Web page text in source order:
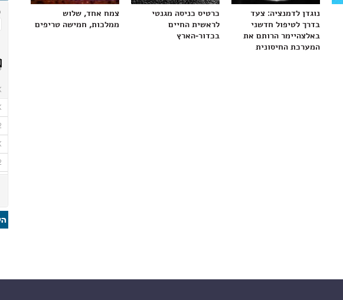
נוגדן לדמנציה: צעד
בדרך לטיפול חדשני
באלצהיימר הרותם את
המערכת החיסונית
כרטיס כניסה מגנטי
לראשית החיים
בכדור-הארץ
צמח אחד, שלוש
ממלכות, חמישה טריפים